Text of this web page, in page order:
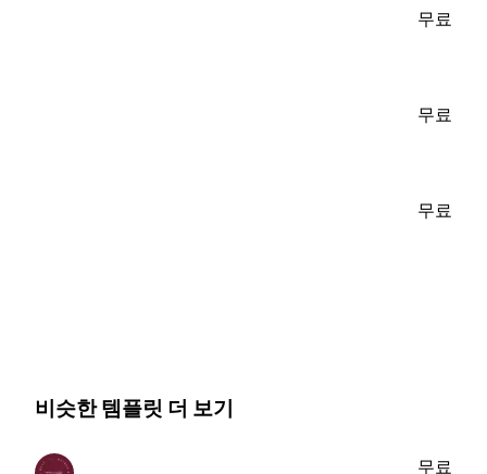
무료
무료
무료
비슷한 템플릿 더 보기
무료